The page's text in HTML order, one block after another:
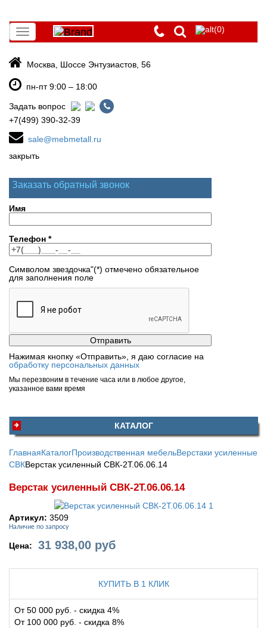
Toggle
navigation
(0)
Москва, Шоссе Энтузиастов, 56
пн-пт 9:00 – 18:00
Задать вопрос
+7(499) 390-32-39
sale@mebmetall.ru
закрыть
Заказать обратный звонок
Имя
Телефон *
Символом звездочка"(*) отмечено обязательное
для заполнения поле
Нажимая кнопку «Отправить», я даю согласие на
обработку персональных данных
Мы перезвоним в течение часа или в любое другое,
указанное вами время
КАТАЛОГ
ГлавнаяКаталогПроизводственная мебельВерстаки усиленные
СВКВерстак усиленный СВК-2Т.06.06.14
Верстак усиленный СВК-2Т.06.06.14
Артикул: 3509
Наличие по запросу
Цена: 31 938,00 руб
КУПИТЬ В 1 КЛИК
От 50 000 руб. - скидка 4%
От 100 000 руб. - скидка 8%